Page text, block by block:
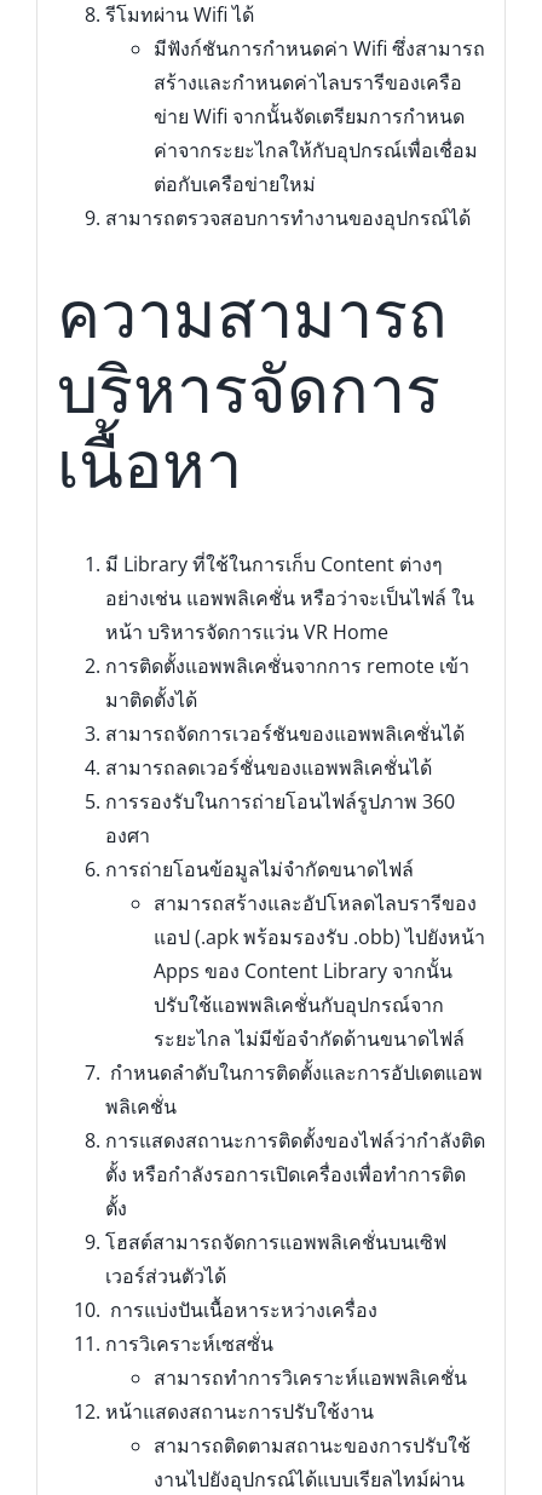
รีโมทผ่าน Wifi ได้
มีฟังก์ชันการกำหนดค่า Wifi ซึ่งสามารถ
สร้างและกำหนดค่าไลบรารีของเครือ
ข่าย Wifi จากนั้นจัดเตรียมการกำหนด
ค่าจากระยะไกลให้กับอุปกรณ์เพื่อเชื่อม
ต่อกับเครือข่ายใหม่
สามารถตรวจสอบการทำงานของอุปกรณ์ได้
ความสามารถ
บริหารจัดการ
เนื้อหา
มี Library ที่ใช้ในการเก็บ Content ต่างๆ
อย่างเช่น แอพพลิเคชั่น หรือว่าจะเป็นไฟล์ ใน
หน้า บริหารจัดการแว่น VR Home
การติดตั้งแอพพลิเคชั่นจากการ remote เข้า
มาติดตั้งได้
สามารถจัดการเวอร์ชันของแอพพลิเคชั่นได้
สามารถลดเวอร์ชั่นของแอพพลิเคชั่นได้
การรองรับในการถ่ายโอนไฟล์รูปภาพ 360
องศา
การถ่ายโอนข้อมูลไม่จำกัดขนาดไฟล์
สามารถสร้างและอัปโหลดไลบรารีของ
แอป (.apk พร้อมรองรับ .obb) ไปยังหน้า
Apps ของ Content Library จากนั้น
ปรับใช้แอพพลิเคชั่นกับอุปกรณ์จาก
ระยะไกล ไม่มีข้อจำกัดด้านขนาดไฟล์
กำหนดลำดับในการติดตั้งและการอัปเดตแอพ
พลิเคชั่น
การแสดงสถานะการติดตั้งของไฟล์ว่ากำลังติด
ตั้ง หรือกำลังรอการเปิดเครื่องเพื่อทำการติด
ตั้ง
โฮสต์สามารถจัดการแอพพลิเคชั่นบนเซิฟ
เวอร์ส่วนตัวได้
การแบ่งปันเนื้อหาระหว่างเครื่อง
การวิเคราะห์เซสซั่น
สามารถทำการวิเคราะห์แอพพลิเคชั่น
หน้าแสดงสถานะการปรับใช้งาน
สามารถติดตามสถานะของการปรับใช้
งานไปยังอุปกรณ์ได้แบบเรียลไทม์ผ่าน